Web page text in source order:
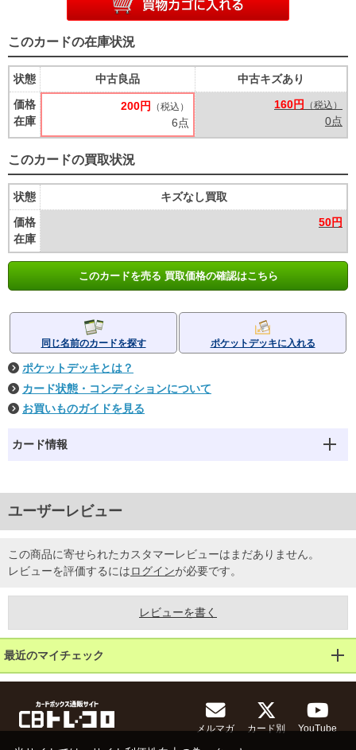
このカードの在庫状況
状態
価格
在庫
中古良品
200円 （税込）
6点
中古キズあり
160円
（税込）
0点
このカードの買取状況
状態
価格
在庫
キズなし買取
50円
このカードを売る 買取価格の確認はこちら
同じ名前のカードを探す ポケットデッキに入れる
ポケットデッキとは？
カード状態・コンディションについて
お買いものガイドを見る
カード情報
ユーザーレビュー
この商品に寄せられたカスタマーレビューはまだありません。
レビューを評価するにはログインが必要です。
レビューを書く
最近のマイチェック
メルマガ カード別 YouTube